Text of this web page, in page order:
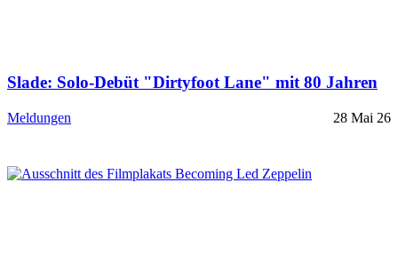
Slade: Solo-Debüt "Dirtyfoot Lane" mit 80 Jahren
Meldungen 28 Mai 26